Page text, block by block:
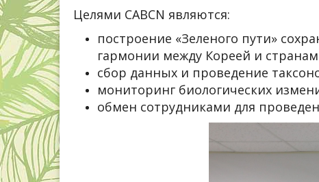
Целями CABCN являются:
построение «Зеленого пути»
гармонии между Кореей и
сбор данных и проведение
мониторинг биологических
обмен сотрудниками для